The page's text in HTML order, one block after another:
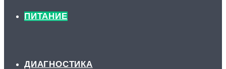
ПИТАНИЕ
ДИАГНОСТИКА